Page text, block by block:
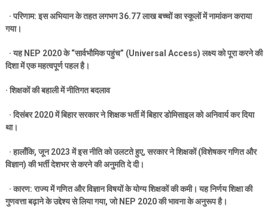
·परिणाम: इस अभियान के तहत लगभग36.77लाख बच्चों का स्कूलों में नामांकन कराया
गया।
·यह NEP 2020के “सार्वभौमिक पहुंच” (Universal Access)लक्ष्य को पूरा करने की
दिशा में एक महत्वपूर्ण पहल है।
·शिक्षकों की बहाली में नीतिगत बदलाव
·दिसंबर2020में बिहार सरकार ने शिक्षक भर्ती में बिहार डोमिसाइल को अनिवार्य कर दिया
था।
·हालाँकि,जून2023में इस नीति को उलटते हुए,सरकार ने शिक्षकों (विशेषकर गणित और
विज्ञान) की भर्ती देशभर से करने की अनुमति दे दी।
·कारण: राज्य में गणित और विज्ञान विषयों के योग्य शिक्षकों की कमी। यह निर्णय शिक्षा की
गुणवत्ता बढ़ाने के उद्देश्य से लिया गया,जो NEP 2020की भावना के अनुरूप है।